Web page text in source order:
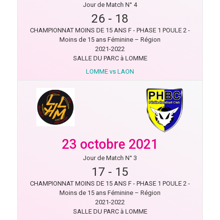
Jour de Match N° 4
26 - 18
CHAMPIONNAT MOINS DE 15 ANS F - PHASE 1 POULE 2 -
Moins de 15 ans Féminine – Région
2021-2022
SALLE DU PARC à LOMME
LOMME vs LAON
23 octobre 2021
Jour de Match N° 3
17 - 15
CHAMPIONNAT MOINS DE 15 ANS F - PHASE 1 POULE 2 -
Moins de 15 ans Féminine – Région
2021-2022
SALLE DU PARC à LOMME